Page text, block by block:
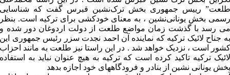
طلعت” رییس جمهوری بخش ترک‌نشین قبرس گفت که شناسایی
رسمی بخش یونانی‌نشین ، به معنای خودکشی برای ترکیه است. بنظر
می رسد با گذشت زمان مواضع طلعت از دولت اردوغان دور شده و
به جناح لائیک ترکیه که نماینده آن احمد نجدت سزر رئیس جمهوری این
کشور است ، نزدیک خواهد شد . در این راستا نیز طلعت به مانند احزاب
لائیک ترکیه تاکید کرده است که ترکیه به هیچ عنوان نباید به استفاده
بخش یونانی نشین از بنادر و فرودگاههای خود اجازه بدهد